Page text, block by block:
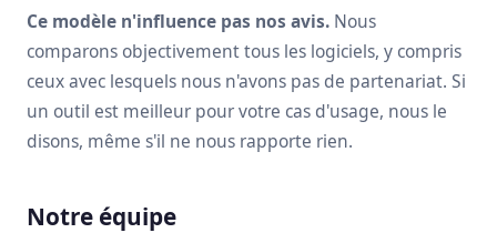
Ce modèle n'influence pas nos avis. Nous
comparons objectivement tous les logiciels, y compris
ceux avec lesquels nous n'avons pas de partenariat. Si
un outil est meilleur pour votre cas d'usage, nous le
disons, même s'il ne nous rapporte rien.
Notre équipe